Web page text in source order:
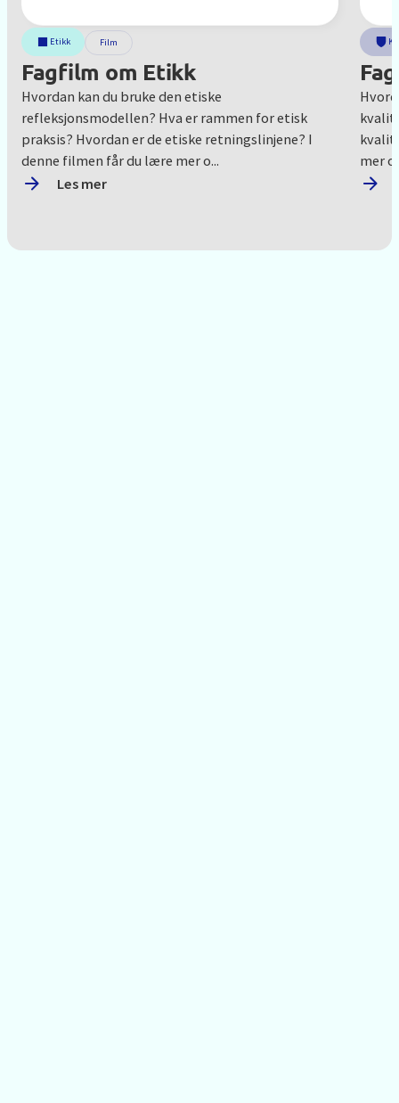
Etikk Film
Fagfilm om Etikk
Hvordan kan du bruke den etiske
refleksjonsmodellen? Hva er rammen for etisk
praksis? Hvordan er de etiske retningslinjene? I
denne filmen får du lære mer o...
Les mer
mer